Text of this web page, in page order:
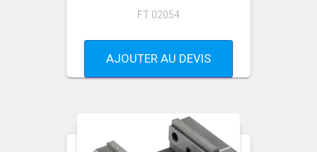
FT 02054
AJOUTER AU DEVIS